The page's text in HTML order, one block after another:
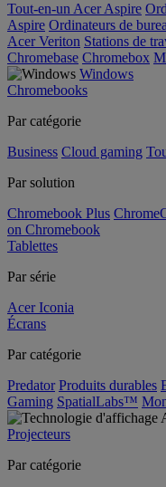
Tout-en-un Acer Aspire
Aspire Ordinateurs de
Acer Veriton Stations de
Chromebase Chromebox
Windows
Chromebooks
Par catégorie
Business Cloud gaming
Par solution
Chromebook Plus
on Chromebook
Tablettes
Par série
Acer Iconia
Écrans
Par catégorie
Predator Produits durables
Gaming SpatialLabs™
Projecteurs
Par catégorie